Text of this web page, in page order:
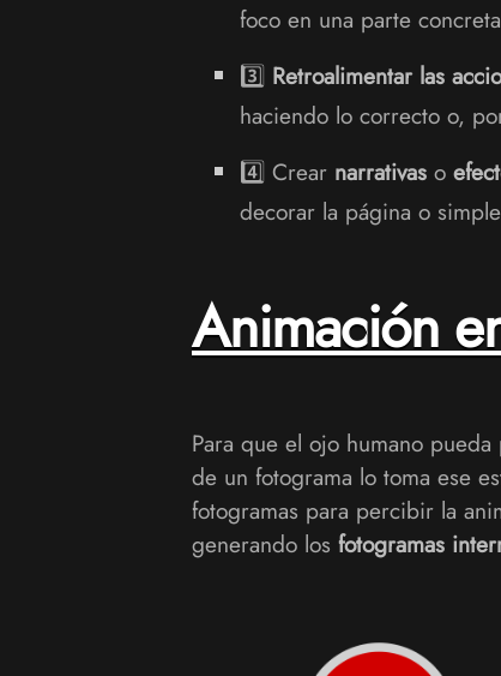
foco en una parte
3️⃣ Retroalimentar las
haciendo lo correcto o,
4️⃣ Crear narrativas o
decorar la página o
Animación
Para que el ojo humano
de un fotograma lo toma ese
fotogramas para percibir la
generando los fotogramas